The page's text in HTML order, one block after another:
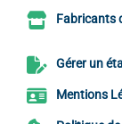
Fabricants
Gérer un
Mentions